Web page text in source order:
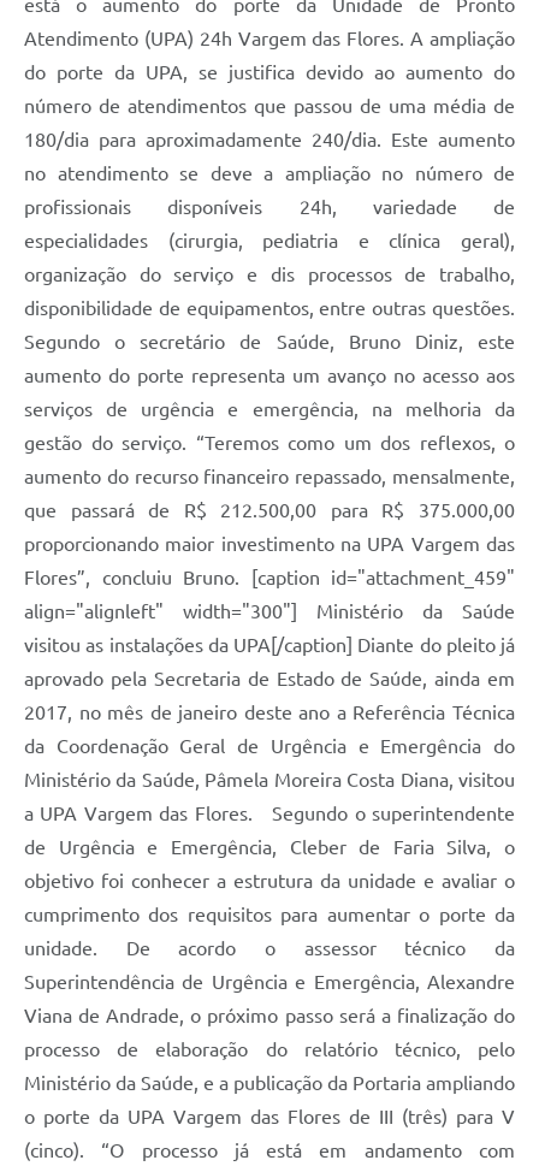
está o aumento do porte da Unidade de Pronto
Atendimento (UPA) 24h Vargem das Flores. A ampliação
do porte da UPA, se justifica devido ao aumento do
número de atendimentos que passou de uma média de
180/dia para aproximadamente 240/dia. Este aumento
no atendimento se deve a ampliação no número de
profissionais disponíveis 24h, variedade de
especialidades (cirurgia, pediatria e clínica geral),
organização do serviço e dis processos de trabalho,
disponibilidade de equipamentos, entre outras questões.
Segundo o secretário de Saúde, Bruno Diniz, este
aumento do porte representa um avanço no acesso aos
serviços de urgência e emergência, na melhoria da
gestão do serviço. “Teremos como um dos reflexos, o
aumento do recurso financeiro repassado, mensalmente,
que passará de R$ 212.500,00 para R$ 375.000,00
proporcionando maior investimento na UPA Vargem das
Flores”, concluiu Bruno. [caption id="attachment_459"
align="alignleft" width="300"] Ministério da Saúde
visitou as instalações da UPA[/caption] Diante do pleito já
aprovado pela Secretaria de Estado de Saúde, ainda em
2017, no mês de janeiro deste ano a Referência Técnica
da Coordenação Geral de Urgência e Emergência do
Ministério da Saúde, Pâmela Moreira Costa Diana, visitou
a UPA Vargem das Flores. Segundo o superintendente
de Urgência e Emergência, Cleber de Faria Silva, o
objetivo foi conhecer a estrutura da unidade e avaliar o
cumprimento dos requisitos para aumentar o porte da
unidade. De acordo o assessor técnico da
Superintendência de Urgência e Emergência, Alexandre
Viana de Andrade, o próximo passo será a finalização do
processo de elaboração do relatório técnico, pelo
Ministério da Saúde, e a publicação da Portaria ampliando
o porte da UPA Vargem das Flores de III (três) para V
(cinco). “O processo já está em andamento com